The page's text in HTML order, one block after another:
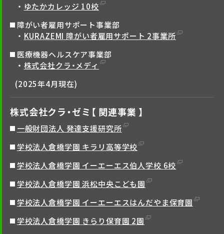
ゆたかカレッジ 10校
障がい者雇用サポート事業部
KURAZEMI 障がい者雇用サポート 2事業所
医療機器ヘルスケア事業部
株式会社クラ・メディ
(2025年4月現在)
株式会社クラ・ゼミ【 関連事業 】
一般財団法人 発達支援研究所
学校法人倉橋学園 キラリ高等学校
学校法人倉橋学園 イーエーエス伯人学校 6校
学校法人倉橋学園 浜松中央こども園
学校法人倉橋学園 イーエーエスはんだやま保育園
学校法人倉橋学園 きらり保育園 2園